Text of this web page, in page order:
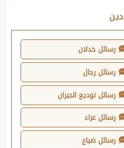
دين
رسائل خدلان
رسائل رجال
رسائل توديع الجيران
رسائل عزاء
رسائل ضياع